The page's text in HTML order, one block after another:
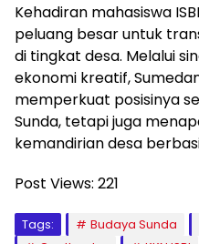
Kehadiran mahasiswa
peluang besar untuk
di tingkat desa. Melalui
ekonomi kreatif,
memperkuat posisinya
Sunda, tetapi juga
kemandirian desa
Post Views: 221
Tags: Budaya Sunda